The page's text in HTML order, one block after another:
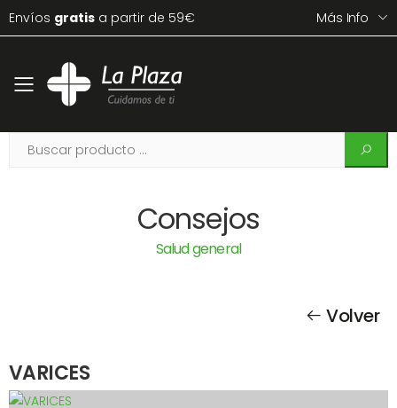
Envíos gratis a partir de 59€ Más Info
Toggle mobile menu
Consejos
Salud general
Volver
VARICES